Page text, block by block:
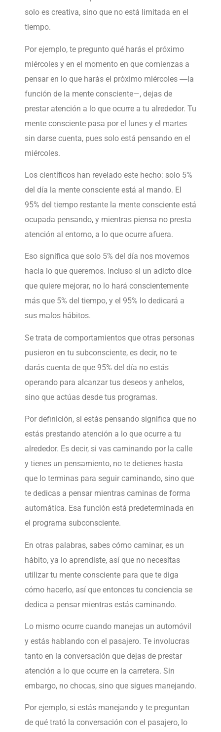
solo es creativa, sino que no está limitada en el
tiempo.
Por ejemplo, te pregunto qué harás el próximo
miércoles y en el momento en que comienzas a
pensar en lo que harás el próximo miércoles ―la
función de la mente consciente—, dejas de
prestar atención a lo que ocurre a tu alrededor. Tu
mente consciente pasa por el lunes y el martes
sin darse cuenta, pues solo está pensando en el
miércoles.
Los científicos han revelado este hecho: solo 5%
del día la mente consciente está al mando. El
95% del tiempo restante la mente consciente está
ocupada pensando, y mientras piensa no presta
atención al entorno, a lo que ocurre afuera.
Eso significa que solo 5% del día nos movemos
hacia lo que queremos. Incluso si un adicto dice
que quiere mejorar, no lo hará conscientemente
más que 5% del tiempo, y el 95% lo dedicará a
sus malos hábitos.
Se trata de comportamientos que otras personas
pusieron en tu subconsciente, es decir, no te
darás cuenta de que 95% del día no estás
operando para alcanzar tus deseos y anhelos,
sino que actúas desde tus programas.
Por definición, si estás pensando significa que no
estás prestando atención a lo que ocurre a tu
alrededor. Es decir, si vas caminando por la calle
y tienes un pensamiento, no te detienes hasta
que lo terminas para seguir caminando, sino que
te dedicas a pensar mientras caminas de forma
automática. Esa función está predeterminada en
el programa subconsciente.
En otras palabras, sabes cómo caminar, es un
hábito, ya lo aprendiste, así que no necesitas
utilizar tu mente consciente para que te diga
cómo hacerlo, así que entonces tu conciencia se
dedica a pensar mientras estás caminando.
Lo mismo ocurre cuando manejas un automóvil
y estás hablando con el pasajero. Te involucras
tanto en la conversación que dejas de prestar
atención a lo que ocurre en la carretera. Sin
embargo, no chocas, sino que sigues manejando.
Por ejemplo, si estás manejando y te preguntan
de qué trató la conversación con el pasajero, lo